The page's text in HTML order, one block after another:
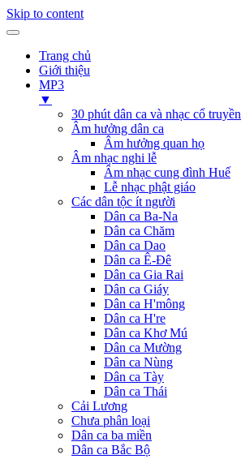
Skip to content
Trang chủ
Giới thiệu
MP3
▼
30 phút dân ca và nhạc cổ truyền
Âm hưởng dân ca
Âm hưởng quan họ
Âm nhạc nghi lễ
Âm nhạc cung đình Huế
Lễ nhạc phật giáo
Các dân tộc ít người
Dân ca Ba-Na
Dân ca Chăm
Dân ca Dao
Dân ca Ê-Đê
Dân ca Gia Rai
Dân ca Giáy
Dân ca H'mông
Dân ca H're
Dân ca Khơ Mú
Dân ca Mường
Dân ca Nùng
Dân ca Tày
Dân ca Thái
Cải Lương
Chưa phân loại
Dân ca ba miền
Dân ca Bắc Bộ